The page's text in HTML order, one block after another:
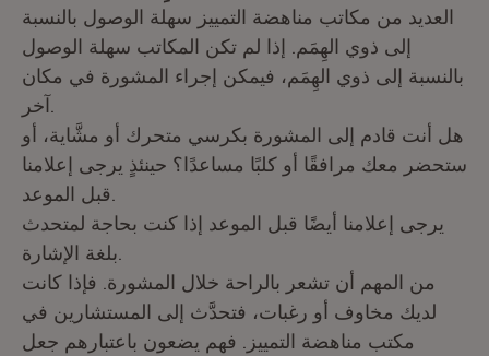
العديد من مكاتب مناهضة التمييز سهلة الوصول بالنسبة
إلى ذوي الهِمَم. إذا لم تكن المكاتب سهلة الوصول
بالنسبة إلى ذوي الهِمَم، فيمكن إجراء المشورة في مكان
هل أنت قادم إلى المشورة بكرسي متحرك أو مشَّاية، أو
ستحضر معك مرافقًا أو كلبًا مساعدًا؟ حينئذٍ يرجى إعلامنا
يرجى إعلامنا أيضًا قبل الموعد إذا كنت بحاجة لمتحدث
من المهم أن تشعر بالراحة خلال المشورة. فإذا كانت
لديك مخاوف أو رغبات، فتحدَّث إلى المستشارين في
مكتب مناهضة التمييز. فهم يضعون باعتبارهم جعل